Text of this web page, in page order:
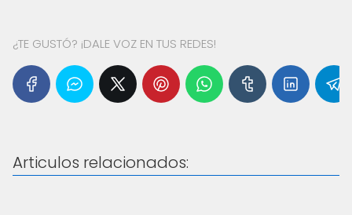
¿TE GUSTÓ? ¡DALE VOZ EN TUS REDES!
Articulos relacionados: